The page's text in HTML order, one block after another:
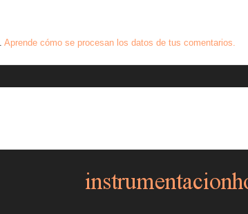
Aprende cómo se procesan los datos de tus comentarios.